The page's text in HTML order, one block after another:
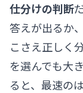
仕分けの判断
答えが出るか
こさえ正しく
を選んでも大
ると、最速の